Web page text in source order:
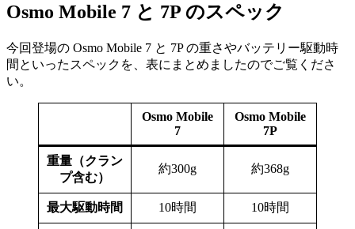
Osmo Mobile 7 と 7P のスペック
今回登場の Osmo Mobile 7 と 7P の重さやバッテリー駆動時
間といったスペックを、表にまとめましたのでご覧くださ
い。
Osmo Mobile
7
Osmo Mobile
7P
重量（クラン
プ含む）
約300g 約368g
最大駆動時間 10時間 10時間